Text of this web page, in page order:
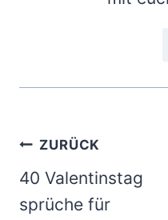
ZURÜCK
40 Valentinstag
sprüche für